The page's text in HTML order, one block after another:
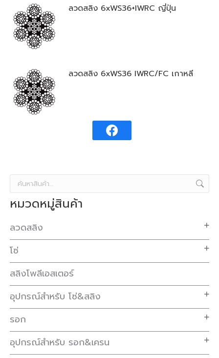
ลวดสลิง 6xWS36+IWRC ญี่ปุ่น
ลวดสลิง 6xWS36 IWRC/FC เกาหลี
หมวดหมู่สินค้า
ลวดสลิง
โซ่
สลิงโพลีเอสเตอร์
อุปกรณ์สำหรับ โซ่&สลิง
รอก
อุปกรณ์สำหรับ รอก&เครน